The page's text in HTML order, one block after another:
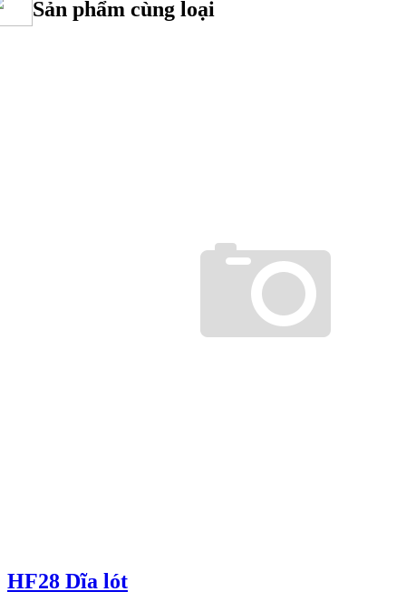
Sản phẩm cùng loại
HF28 Dĩa lót